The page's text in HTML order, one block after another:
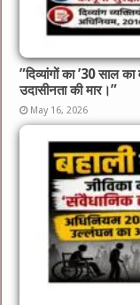
​”दिव्यांगों का ’30 साल
उदासीनता की मार।”
May 16, 2026